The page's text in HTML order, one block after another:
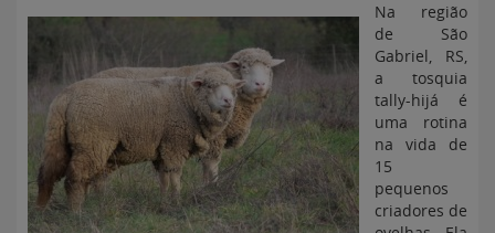
Na região
de São
Gabriel, RS,
a tosquia
tally-hijá é
uma rotina
na vida de
15
pequenos
criadores de